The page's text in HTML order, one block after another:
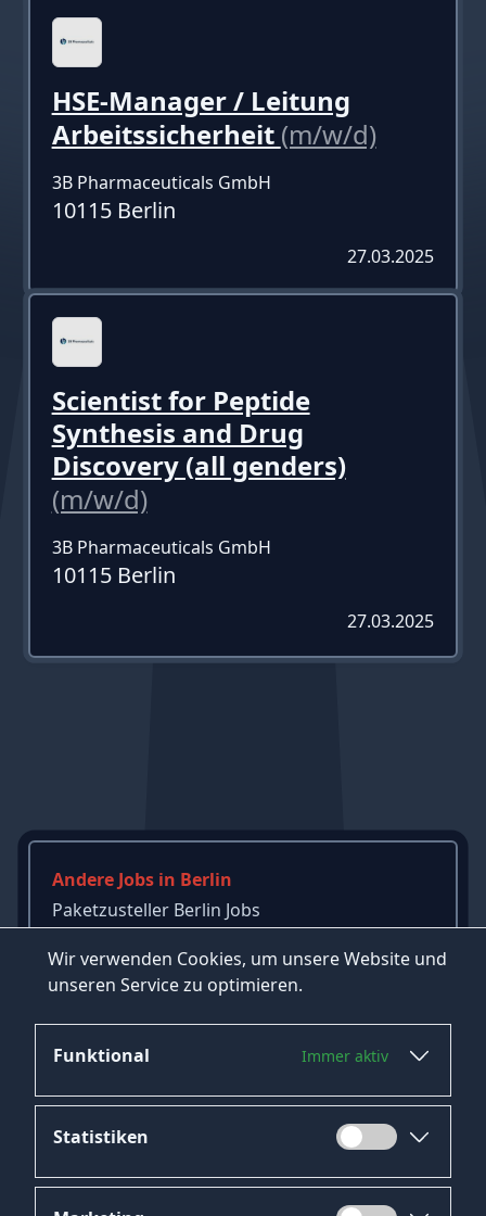
Wir verwenden Cookies, um unsere Website und
unseren Service zu optimieren.
Funktional Immer aktiv
Statistiken
HSE-Manager / Leitung
Arbeitssicherheit (m/w/d)
3B Pharmaceuticals GmbH
10115 Berlin
27.03.2025
Scientist for Peptide
Synthesis and Drug
Discovery (all genders)
(m/w/d)
3B Pharmaceuticals GmbH
10115 Berlin
27.03.2025
Andere Jobs in Berlin
Paketzusteller Berlin Jobs
Betriebswirt Berlin Jobs
Mehr Jobs in Berlin ansehen